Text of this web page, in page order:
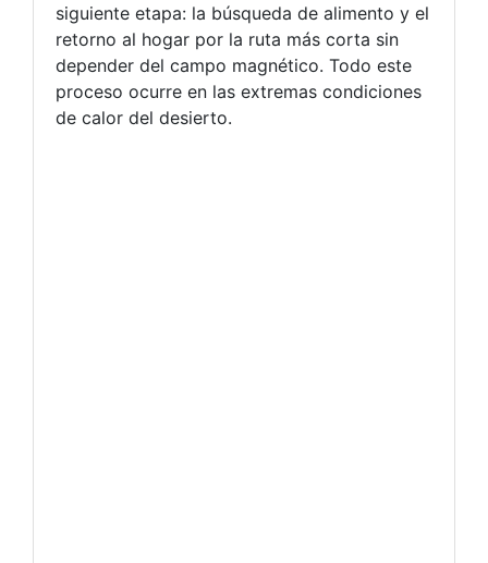
siguiente etapa: la búsqueda de alimento y el
retorno al hogar por la ruta más corta sin
depender del campo magnético. Todo este
proceso ocurre en las extremas condiciones
de calor del desierto.